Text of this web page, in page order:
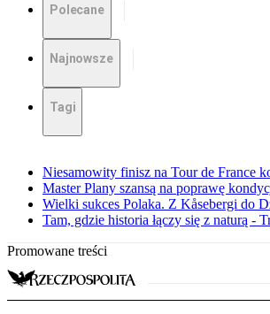
Polecane
Najnowsze
Tagi
Niesamowity finisz na Tour de France
Master Plany szansą na poprawę
Wielki sukces Polaka. Z Kåsebergi do
Tam, gdzie historia łączy się z naturą -
Promowane treści